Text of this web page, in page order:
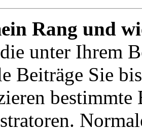
Rang und
unter Ihrem
Beiträge Sie
bestimmte